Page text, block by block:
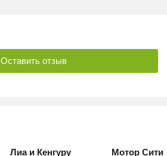
Оставить отзыв